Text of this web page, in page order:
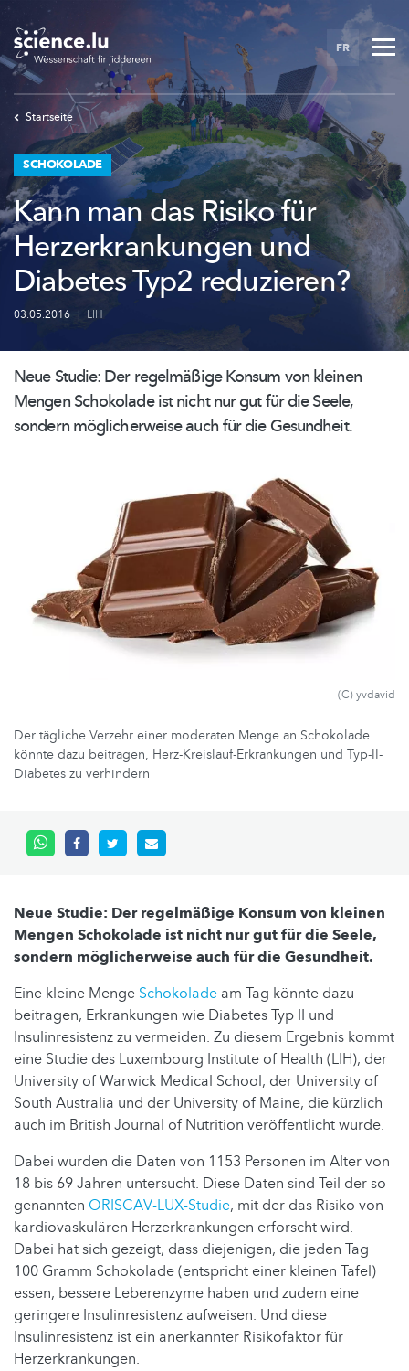
Skip
main
content
FR
Startseite
SCHOKOLADE
Kann man das Risiko für
Herzerkrankungen und
Diabetes Typ2 reduzieren?
03.05.2016 | LIH
Neue Studie: Der regelmäßige Konsum von kleinen
Mengen Schokolade ist nicht nur gut für die Seele,
sondern möglicherweiseauch für die Gesundheit.
(C) yvdavid
Der tägliche Verzehr einer moderaten Menge an Schokolade
könnte dazu beitragen, Herz-Kreislauf-Erkrankungen und Typ-II-
Diabetes zu verhindern
Neue Studie: Der regelmäßige Konsum von kleinen
Mengen Schokolade ist nicht nur gut für die Seele,
sondern möglicherweise auch für die Gesundheit.
Eine kleine Menge Schokolade am Tag könnte dazu
beitragen, Erkrankungen wie Diabetes Typ II und
Insulinresistenz zu vermeiden. Zu diesem Ergebnis kommt
eine Studie des Luxembourg Institute of Health (LIH), der
University of Warwick Medical School, der University of
South Australia und der University of Maine, die kürzlich
auch im British Journal of Nutrition veröffentlicht wurde.
Dabei wurden die Daten von 1153 Personen im Alter von
18 bis 69 Jahren untersucht. Diese Daten sind Teil der so
genannten ORISCAV-LUX-Studie, mit der das Risiko von
kardiovaskulären Herzerkrankungen erforscht wird.
Dabei hat sich gezeigt, dass diejenigen, die jeden Tag
100 Gramm Schokolade (entspricht einer kleinen Tafel)
essen, bessere Leberenzyme haben und zudem eine
geringere Insulinresistenz aufweisen. Und diese
Insulinresistenz ist ein anerkannter Risikofaktor für
Herzerkrankungen.